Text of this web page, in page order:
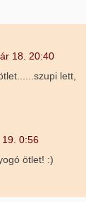
18. 20:40
lett,
0:56
ötlet! :)